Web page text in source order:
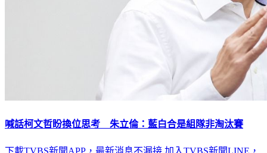
喊話柯文哲盼換位思考 朱立倫：藍白合是組隊非淘汰賽
下載TVBS新聞APP，最新消息不漏接 加入TVBS新聞LINE，